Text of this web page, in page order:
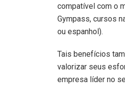
compatível com o
Gympass, cursos
ou espanhol).
Tais benefícios
valorizar seus
empresa líder no